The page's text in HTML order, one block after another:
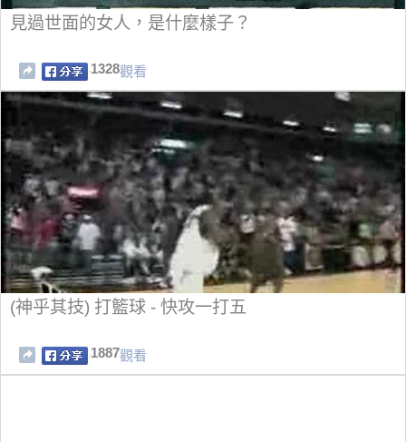
見過世面的女人，是什麼樣子？
1328觀看
(神乎其技 ) 打籃球 - 快攻一打五
1887觀看